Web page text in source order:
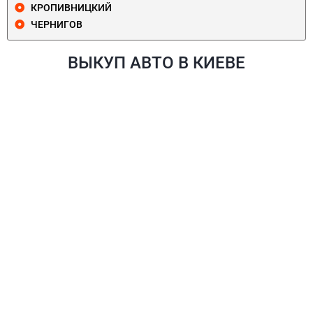
КРОПИВНИЦКИЙ
ЧЕРНИГОВ
ВЫКУП АВТО В КИЕВЕ